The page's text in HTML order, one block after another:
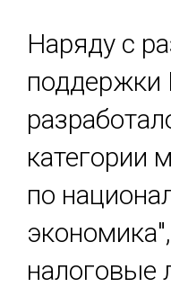
Наряду с
поддержки
категории
по
налоговые